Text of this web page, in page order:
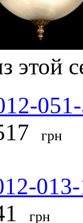
этой
грн
грн